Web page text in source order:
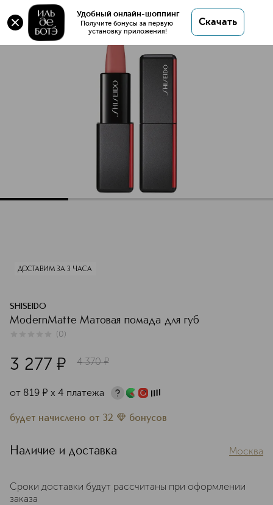
Удобный онлайн-шоппинг
Получите бонусы за первую
установку приложения!
Скачать
Оригинал 💯 ModernMatte Матовая помада для
губ купить в интернет магазине ИЛЬ ДЕ БОТЭ с
доставкой.
ModernMatte Матовая помада для губ
ДОСТАВИМ ЗА 3 ЧАСА
SHISEIDO
ModernMatte Матовая помада для губ
(0)
3 277 ¤ 4 370 ¤
от 819 ¤ х 4 платежа
будет начислено от 32 бонусов
Наличие и доставка Москва
Сроки доставки будут рассчитаны при оформлении
заказа